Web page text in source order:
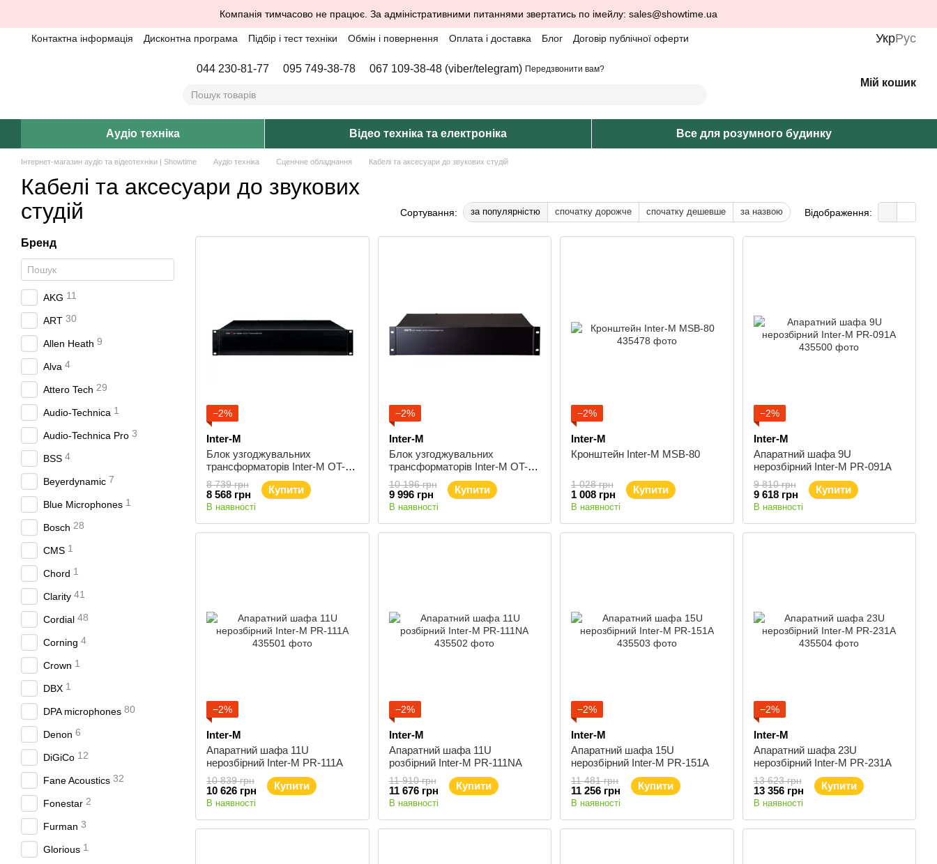
Компанія тимчасово не працює. За адміністративними питаннями звертатись по імейлу: sales@showtime.ua
Контактна інформація Дисконтна програма Підбір і тест техніки Обмін і повернення Оплата і доставка Блог Договір публічної оферти УкрРус
044 230-81-77 095 749-38-78 067 109-38-48 (viber/telegram) Передзвонити вам?
Мій кошик
Аудіо техніка Відео техніка та електроніка Все для розумного будинку
Інтернет-магазин аудіо та відеотехніки | Showtime Аудіо техніка Сценічне обладнання Кабелі та аксесуари до звукових студій
Кабелі та аксесуари до звукових
студій
Сортування: за популярністю спочатку дорожче спочатку дешевше за назвою Відображення:
−2%
Inter-M
Блок узгоджувальних
трансформаторів Inter-M OT-
4240
8 739 грн
8 568 грн Купити
В наявності
−2%
Inter-M
Блок узгоджувальних
трансформаторів Inter-M OT-
4480
10 196 грн
9 996 грн Купити
В наявності
−2%
Inter-M
Кронштейн Inter-M MSB-80
1 028 грн
1 008 грн Купити
В наявності
−2%
Inter-M
Апаратний шафа 9U
нерозбірний Inter-M PR-091A
9 810 грн
9 618 грн Купити
В наявності
−2%
Inter-M
Апаратний шафа 11U
нерозбірний Inter-M PR-111A
10 839 грн
10 626 грн Купити
В наявності
−2%
Inter-M
Апаратний шафа 11U
розбірний Inter-M PR-111NA
11 910 грн
11 676 грн Купити
В наявності
−2%
Inter-M
Апаратний шафа 15U
нерозбірний Inter-M PR-151A
11 481 грн
11 256 грн Купити
В наявності
−2%
Inter-M
Апаратний шафа 23U
нерозбірний Inter-M PR-231A
13 623 грн
13 356 грн Купити
В наявності
Бренд
AKG 11
ART 30
Allen Heath 9
Alva 4
Attero Tech 29
Audio-Technica 1
Audio-Technica Pro 3
BSS 4
Beyerdynamic 7
Blue Microphones 1
Bosch 28
CMS 1
Chord 1
Clarity 41
Cordial 48
Corning 4
Crown 1
DBX 1
DPA microphones 80
Denon 6
DiGiCo 12
Fane Acoustics 32
Fonestar 2
Furman 3
Glorious 1